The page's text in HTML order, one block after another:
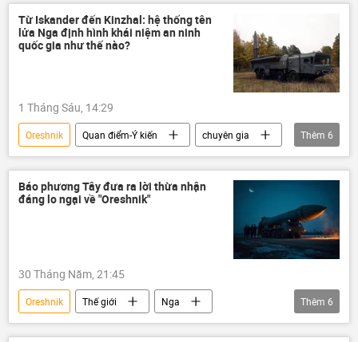
Kinh tế
Ukraina
Quân đội Ukraina
Châu Âu
Zaporozhye
Từ Iskander đến Kinzhal: hệ thống tên
lửa Nga định hình khái niệm an ninh
quốc gia như thế nào?
1 Tháng Sáu, 14:29
Oreshnik Quan điểm-Ý kiến
chuyên gia
Quân sự
Nga
NATO
Iskander
Kinzhal tên lửa
Thêm 6
Báo phương Tây đưa ra lời thừa nhận
đáng lo ngại về "Oreshnik"
30 Tháng Năm, 21:45
Oreshnik Thế giới
Nga
Quân sự
Quân đội Nga
Thêm 6